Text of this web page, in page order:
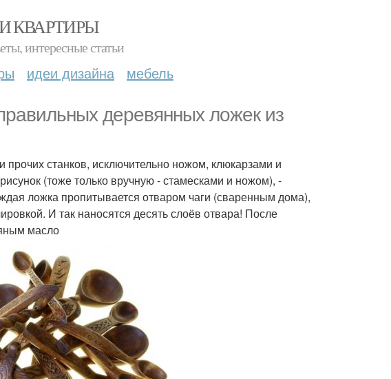
КВАРТИРЫ
интересные статьи
идеи дизайна мебель
деревянных ложек из
станков, исключительно ножом, клюкарзами и
(тоже только вручную - стамесками и ножом), -
ложка пропитывается отваром чаги (сваренным дома),
И так наносятся десять слоёв отвара! После
масло